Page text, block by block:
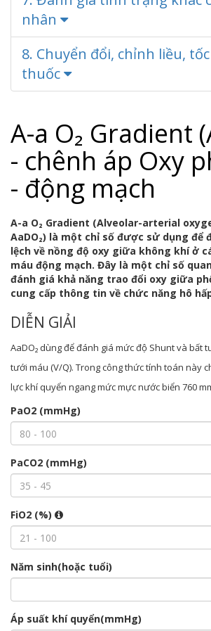
nhân
8. Chuyển đổi, chỉnh liều,
thuốc
A-a O₂ Gradient
- chênh áp Oxy
- động mạch
A-a O₂ Gradient (Alveolar-arterial
AaDO₂) là một chỉ số được sử dụng để
lệch về nồng độ oxy giữa không khí ở
máu động mạch. Đây là một chỉ số
đánh giá khả năng trao đổi oxy giữa
cung cấp thông tin về chức năng hô
DIỄN GIẢI
AaDO₂ dùng để đánh giá mức độ Shunt và bất
tưới máu (V/Q). Trong công thức tính toán này
lực khí quyển ngang mức mực nước biển 760
PaO2 (mmHg)
PaCO2 (mmHg)
FiO2 (%)
Năm sinh(hoặc tuổi)
Áp suất khí quyển(mmHg)